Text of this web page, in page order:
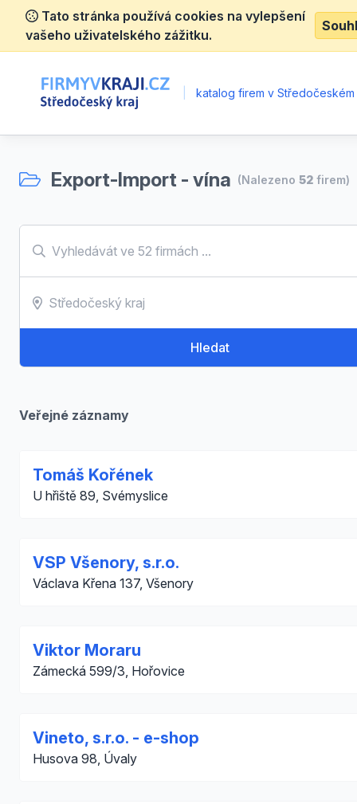
Tato stránka používá cookies na vylepšení
vašeho uživatelského zážitku.
katalog firem v Středočeském
Export-Import - vína (Nalezeno 52 firem)
Hledat
Veřejné záznamy
Tomáš Kořének
U hřiště 89, Svémyslice
VSP Všenory, s.r.o.
Václava Křena 137, Všenory
Viktor Moraru
Zámecká 599/3, Hořovice
Vineto, s.r.o. - e-shop
Husova 98, Úvaly